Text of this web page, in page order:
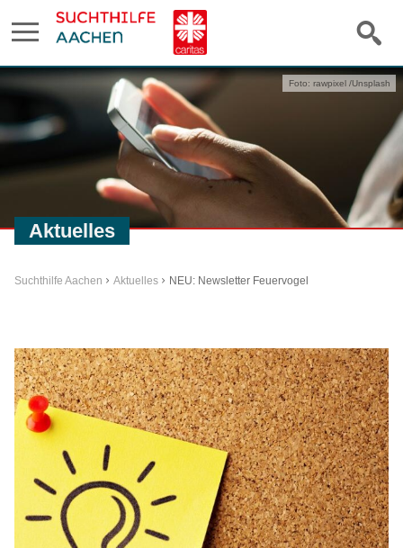
Aktuelles
Foto: rawpixel /Unsplash
Suchthilfe Aachen Aktuelles NEU: Newsletter Feuervogel